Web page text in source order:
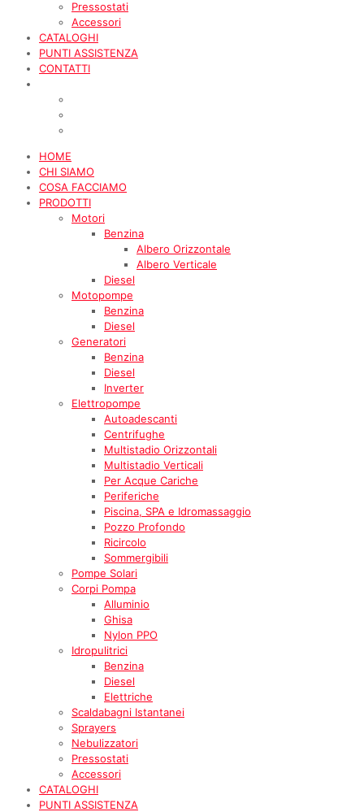
Pressostati
Accessori
CATALOGHI
PUNTI ASSISTENZA
CONTATTI
HOME
CHI SIAMO
COSA FACCIAMO
PRODOTTI
Motori
Benzina
Albero Orizzontale
Albero Verticale
Diesel
Motopompe
Benzina
Diesel
Generatori
Benzina
Diesel
Inverter
Elettropompe
Autoadescanti
Centrifughe
Multistadio Orizzontali
Multistadio Verticali
Per Acque Cariche
Periferiche
Piscina, SPA e Idromassaggio
Pozzo Profondo
Ricircolo
Sommergibili
Pompe Solari
Corpi Pompa
Alluminio
Ghisa
Nylon PPO
Idropulitrici
Benzina
Diesel
Elettriche
Scaldabagni Istantanei
Sprayers
Nebulizzatori
Pressostati
Accessori
CATALOGHI
PUNTI ASSISTENZA